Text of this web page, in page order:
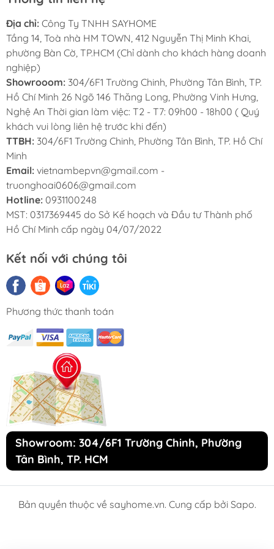
Sử Dụng
Phụ kiện thiết kế đồng bộ với chậu
Dễ tháo lắp, linh hoạt trong quá trình sử dụng
Gia tăng tiện ích, tối ưu không gian bếp
Kích thước và lắp đặt Chậu rửa bát GX7548JP
Hikari
Chậu rửa bát GX7548JP Hikari được thiết kế
với kích thước tiêu chuẩn, phù hợp đa số
không gian tủ bếp hiện nay.
+ Kích thước tổng thể: 750D x 480R x 220S
Địa chỉ: Công Ty TNHH SAYHOME
Tầng 14, Toà nhà HM TOWN, 412 Nguyễn Thị Minh Khai,
phường Bàn Cờ, TP.HCM (Chỉ dành cho khách hàng doanh
nghiệp)
Showrooom: 304/6F1 Trường Chinh, Phường Tân Bình, TP.
Hồ Chí Minh 26 Ngõ 146 Thăng Long, Phường Vinh Hưng,
Nghệ An Thời gian làm việc: T2 - T7: 09h00 - 18h00 ( Quý
khách vui lòng liên hệ trước khi đến)
TTBH: 304/6F1 Trường Chinh, Phường Tân Bình, TP. Hồ Chí
Minh
Email: vietnambepvn@gmail.com -
truonghoai0606@gmail.com
Hotline: 0931100248
MST: 0317369445 do Sở Kế hoạch và Đầu tư Thành phố
Hồ Chí Minh cấp ngày 04/07/2022
Kết nối với chúng tôi
Phương thức thanh toán
Showroom: 304/6F1 Trường Chinh, Phường
Tân Bình, TP. HCM
Bản quyền thuộc về sayhome.vn. Cung cấp bởi Sapo.